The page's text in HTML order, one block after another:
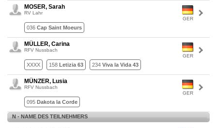
GER
MOSER, Sarah
RV Lahr
036 Cap Saint Moeurs
GER
MÜLLER, Carina
RFV Nussbach
XXXX 158 Letizia 63 234 Viva la Vida 43
GER
MÜNZER, Lusia
RFV Nussbach
095 Dakota la Corde
N - NAME DES TEILNEHMERS